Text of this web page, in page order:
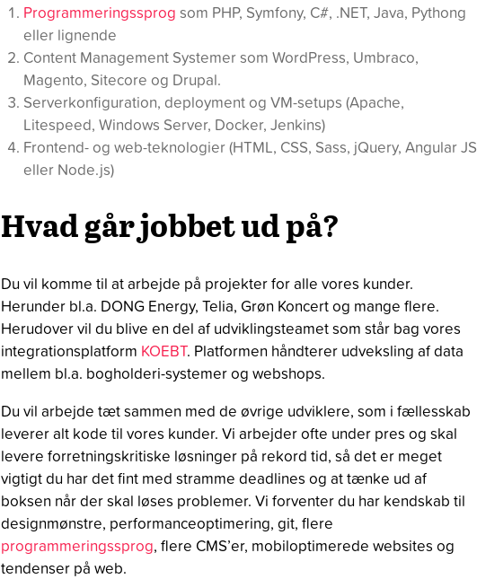
Programmeringssprog som PHP, Symfony, C#, .NET, Java, Pythong
eller lignende
Content Management Systemer som WordPress, Umbraco,
Magento, Sitecore og Drupal.
Serverkonfiguration, deployment og VM-setups (Apache,
Litespeed, Windows Server, Docker, Jenkins)
Frontend- og web-teknologier (HTML, CSS, Sass, jQuery, Angular JS
eller Node.js)
Hvad går jobbet ud på?
Du vil komme til at arbejde på projekter for alle vores kunder.
Herunder bl.a. DONG Energy, Telia, Grøn Koncert og mange flere.
Herudover vil du blive en del af udviklingsteamet som står bag vores
integrationsplatform KOEBT. Platformen håndterer udveksling af data
mellem bl.a. bogholderi-systemer og webshops.
Du vil arbejde tæt sammen med de øvrige udviklere, som i fællesskab
leverer alt kode til vores kunder. Vi arbejder ofte under pres og skal
levere forretningskritiske løsninger på rekord tid, så det er meget
vigtigt du har det fint med stramme deadlines og at tænke ud af
boksen når der skal løses problemer. Vi forventer du har kendskab til
designmønstre, performanceoptimering, git, flere
programmeringssprog, flere CMS’er, mobiloptimerede websites og
tendenser på web.